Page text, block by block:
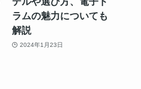
ラムの魅力についても
解説
2024年1月23日